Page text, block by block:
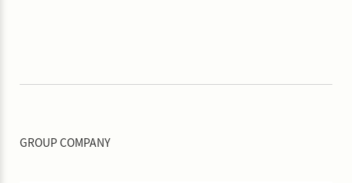
GROUP COMPANY